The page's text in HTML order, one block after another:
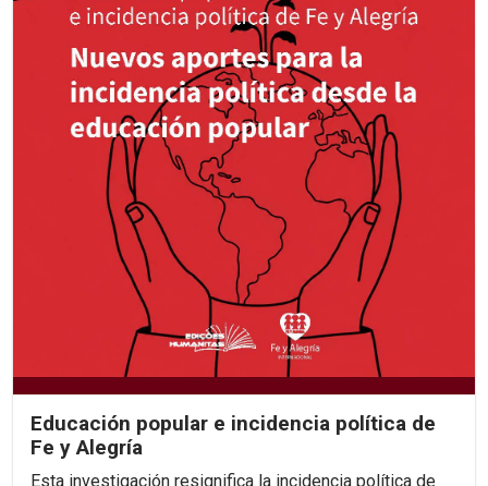
Educación popular e incidencia política de
Fe y Alegría
Esta investigación resignifica la incidencia política de